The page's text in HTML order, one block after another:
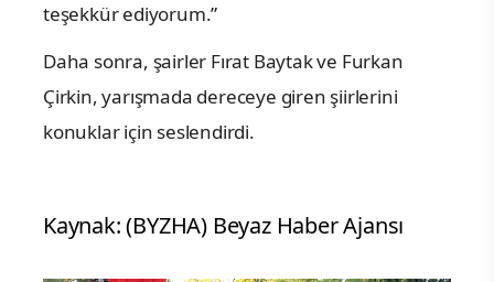
teşekkür ediyorum.”
Daha sonra, şairler Fırat Baytak ve Furkan
Çirkin, yarışmada dereceye giren şiirlerini
konuklar için seslendirdi.
Kaynak: (BYZHA) Beyaz Haber Ajansı